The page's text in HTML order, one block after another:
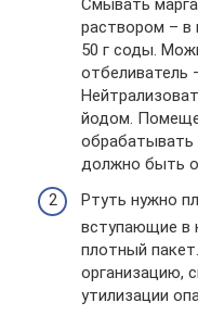
раствором – в
50 г соды.
отбеливатель
йодом.
обрабатывать
должно быть
Ртуть нужно
вступающие в
плотный
организацию,
утилизации